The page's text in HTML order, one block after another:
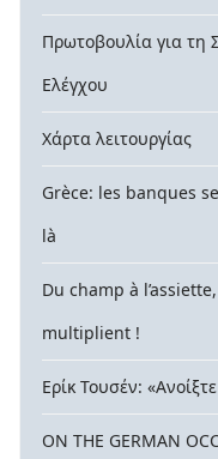
Πρωτοβουλία για τη
Ελέγχου
Χάρτα λειτουργίας
Grèce: les banques
là
Du champ à
multiplient !
Ερίκ Τουσέν:
ON THE GERMAN